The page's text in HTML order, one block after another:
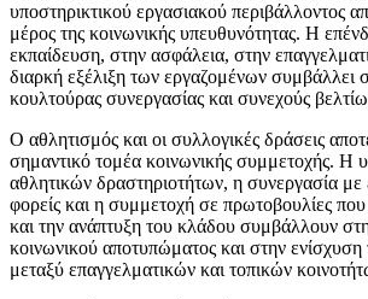
υποστηρικτικού εργασιακού περιβάλλοντος
μέρος της κοινωνικής υπευθυνότητας. Η
εκπαίδευση, στην ασφάλεια, στην
διαρκή εξέλιξη των εργαζομένων συμβάλλει
κουλτούρας συνεργασίας και συνεχούς
Ο αθλητισμός και οι συλλογικές δράσεις
σημαντικό τομέα κοινωνικής συμμετοχής. Η
αθλητικών δραστηριοτήτων, η συνεργασία με
φορείς και η συμμετοχή σε πρωτοβουλίες
και την ανάπτυξη του κλάδου συμβάλλουν
κοινωνικού αποτυπώματος και στην ενίσχυση
μεταξύ επαγγελματικών και τοπικών